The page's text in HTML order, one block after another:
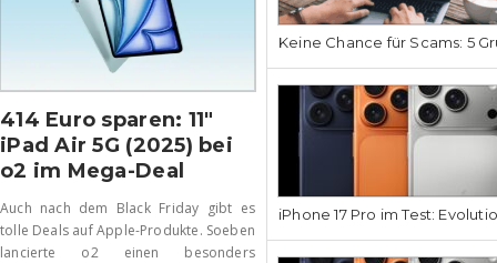
414 Euro sparen: 11″
iPad Air 5G (2025) bei
o2 im Mega-Deal
Auch nach dem Black Friday gibt es
tolle Deals auf Apple-Produkte. Soeben
lancierte o2 einen besonders
Keine Chance für Scams: 5
iPhone 17 Pro im Test: